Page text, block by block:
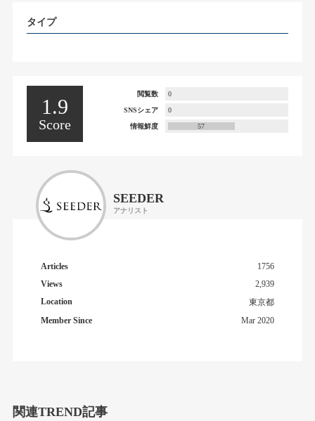
タイプ
1.9
Score
閲覧数 0
SNSシェア 0
情報鮮度 57
SEEDER
アナリスト
Articles
1756
Views
2,939
Location
東京都
Member Since
Mar 2020
関連TREND記事